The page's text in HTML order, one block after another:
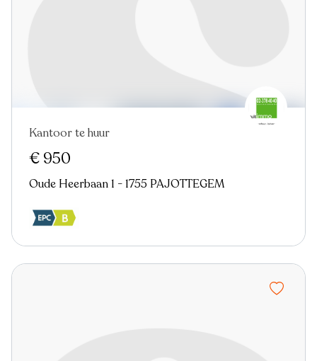
Kantoor te huur
€ 950
Oude Heerbaan 1 - 1755 PAJOTTEGEM